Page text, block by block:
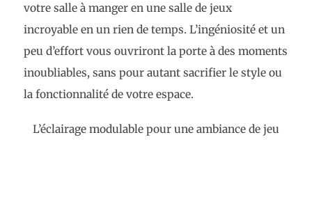
votre salle à manger en une salle de jeux
incroyable en un rien de temps. L’ingéniosité et un
peu d’effort vous ouvriront la porte à des moments
inoubliables, sans pour autant sacrifier le style ou
la fonctionnalité de votre espace.
L’éclairage modulable pour une ambiance de jeu